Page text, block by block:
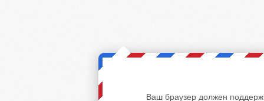
Ваш браузер должен